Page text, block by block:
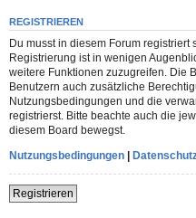
REGISTRIEREN
Du musst in diesem Forum
Registrierung ist in wenigen
weitere Funktionen zuzugreifen. Die
Benutzern auch zusätzliche
Nutzungsbedingungen und die
registrierst. Bitte beachte auch die
diesem Board bewegst.
Nutzungsbedingungen |
Registrieren